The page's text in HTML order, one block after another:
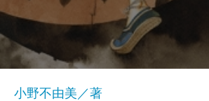
小野不由美／著